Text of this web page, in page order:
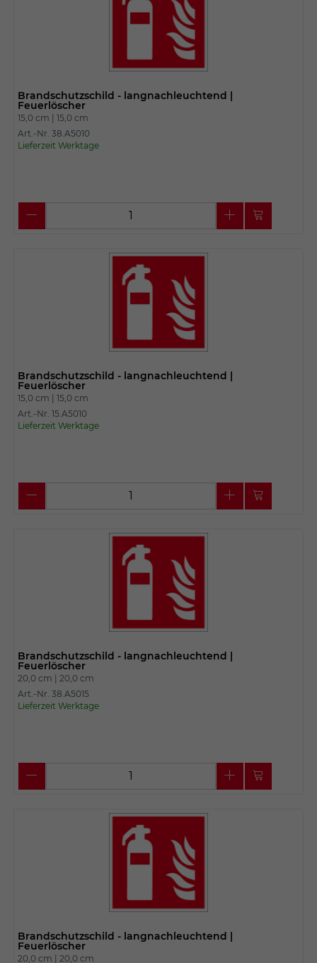
Brandschutzschild - langnachleuchtend |
Feuerlöscher
15,0 cm | 15,0 cm
Art.-Nr. 38.A5010
Lieferzeit Werktage
Brandschutzschild - langnachleuchtend |
Feuerlöscher
15,0 cm | 15,0 cm
Art.-Nr. 15.A5010
Lieferzeit Werktage
Brandschutzschild - langnachleuchtend |
Feuerlöscher
20,0 cm | 20,0 cm
Art.-Nr. 38.A5015
Lieferzeit Werktage
Brandschutzschild - langnachleuchtend |
Feuerlöscher
20,0 cm | 20,0 cm